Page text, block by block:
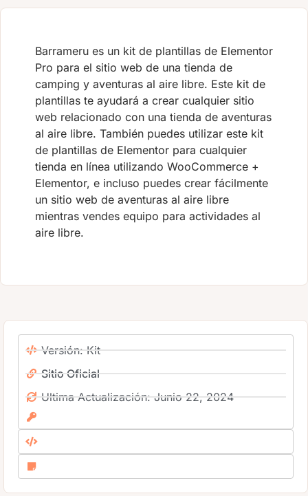
Barrameru es un kit de plantillas de Elementor
Pro para el sitio web de una tienda de
camping y aventuras al aire libre. Este kit de
plantillas te ayudará a crear cualquier sitio
web relacionado con una tienda de aventuras
al aire libre. También puedes utilizar este kit
de plantillas de Elementor para cualquier
tienda en línea utilizando WooCommerce +
Elementor, e incluso puedes crear fácilmente
un sitio web de aventuras al aire libre
mientras vendes equipo para actividades al
aire libre.
Versión: Kit
Sitio Oficial
Ultima Actualización: Junio 22, 2024